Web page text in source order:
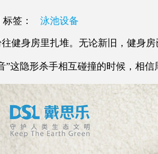
标签： 泳池设备
健身房里扎堆。无论新旧，健身
”这隐形杀手相互碰撞的时候，相